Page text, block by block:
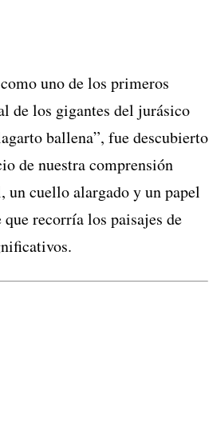
uno de los primeros
de los gigantes del jurásico
ballena”, fue descubierto
de nuestra comprensión
un cuello alargado y un papel
recorría los paisajes de